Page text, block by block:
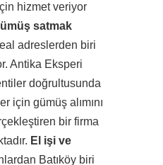
hizmet veriyor
satmak
adreslerden biri
Antika Eksperi
doğrultusunda
için gümüş alımını
bir firma
El işi ve
Batıköy biri